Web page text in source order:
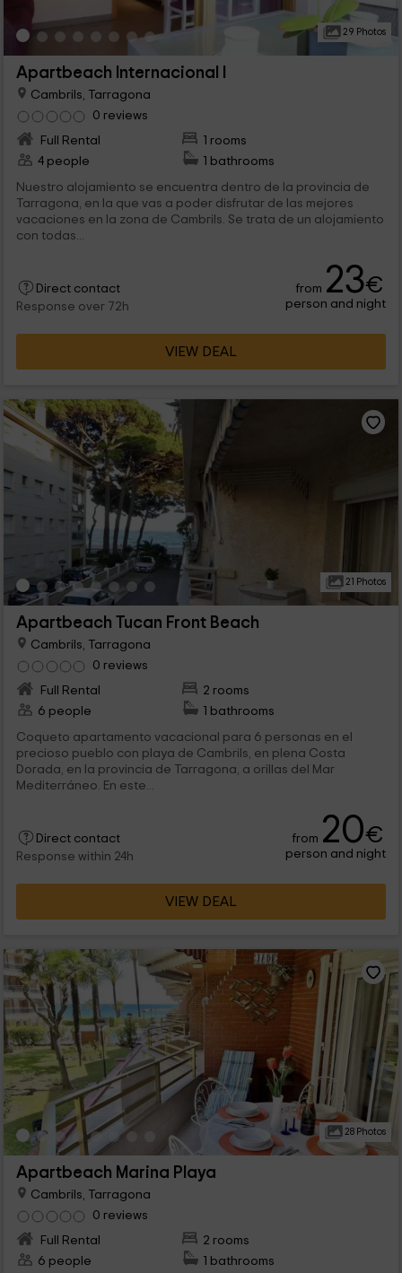
29 Photos
Apartbeach Internacional I
Cambrils, Tarragona
0 reviews
Full Rental
1 rooms
4 people
1 bathrooms
Nuestro alojamiento se encuentra dentro de la provincia de
Tarragona, en la que vas a poder disfrutar de las mejores
vacaciones en la zona de Cambrils. Se trata de un alojamiento
con todas...
Direct contact
Response over 72h
from 23€
person and night
VIEW DEAL
21 Photos
Apartbeach Tucan Front Beach
Cambrils, Tarragona
0 reviews
Full Rental
2 rooms
6 people
1 bathrooms
Coqueto apartamento vacacional para 6 personas en el
precioso pueblo con playa de Cambrils, en plena Costa
Dorada, en la provincia de Tarragona, a orillas del Mar
Mediterráneo. En este...
Direct contact
Response within 24h
from 20€
person and night
VIEW DEAL
28 Photos
Apartbeach Marina Playa
Cambrils, Tarragona
0 reviews
Full Rental
2 rooms
6 people
1 bathrooms